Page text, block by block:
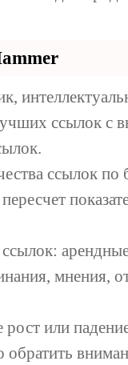
ссылок с
ссылок по
мнения,
или